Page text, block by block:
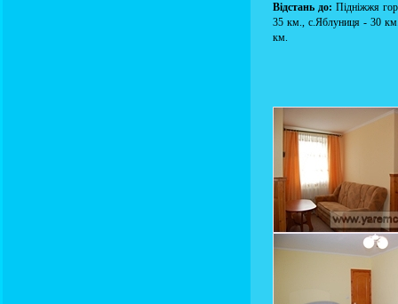
Відстань до: Підніжжя
35 км., с.Яблуниця - 30
км.